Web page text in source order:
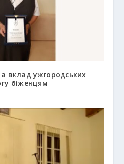
вклад ужгородських
біженцям